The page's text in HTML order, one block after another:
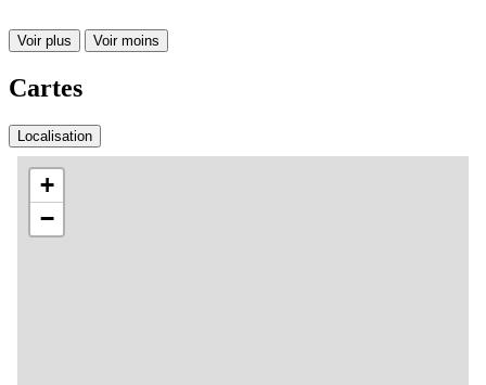
Voir plus Voir moins
Cartes
Localisation